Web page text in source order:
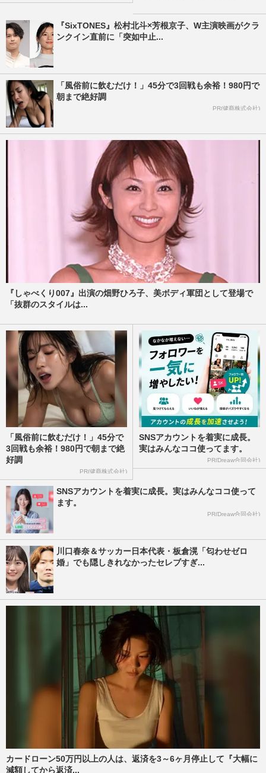
『SixTONES』松村北斗×芳根京子、W主演映画がクラ
ンクイン直前に「突如中止...
「風俗前に飲むだけ！」45分で3回戦も余裕！980円で
朝まで絶好調
PR(健商株式会社)
『しゃべくり007』出演の畑野ひろ子、美ボディ軍団として登場で
「抜群のスタイルは...
「風俗前に飲むだけ！」45分で
3回戦も余裕！980円で朝まで絶
好調
PR(健商株式会社)
SNSアカウントを着実に成長。
実はみんなココ使ってます。
PR(Dreaw合同会社)
SNSアカウントを着実に成長。実はみんなココ使って
ます。
PR(Dreaw合同会社)
川口春奈＆サッカー日本代表・板倉滉「匂わせゼロ
婚」でも隠しきれなかったセレブすぎ...
カードローン50万円以上の人は、返済を3～6ヶ月停止して『大幅に
減額してから返済...